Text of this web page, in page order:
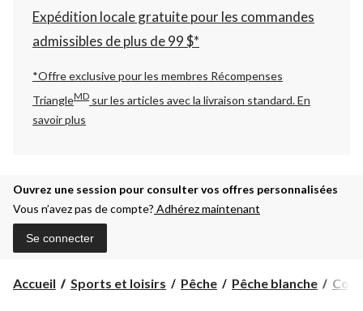
Expédition locale gratuite pour les commandes
admissibles de plus de 99 $*
*Offre exclusive pour les membres Récompenses
TriangleMD sur les articles avec la livraison standard.En
savoir plus
Ouvrez une session pour consulter vos offres personnalisées
Vous n’avez pas de compte? Adhérez maintenant
Se connecter
Accueil Sports et loisirs Pêche Pêche blanche